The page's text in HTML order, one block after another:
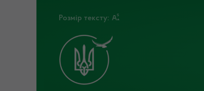
Розмір тексту: